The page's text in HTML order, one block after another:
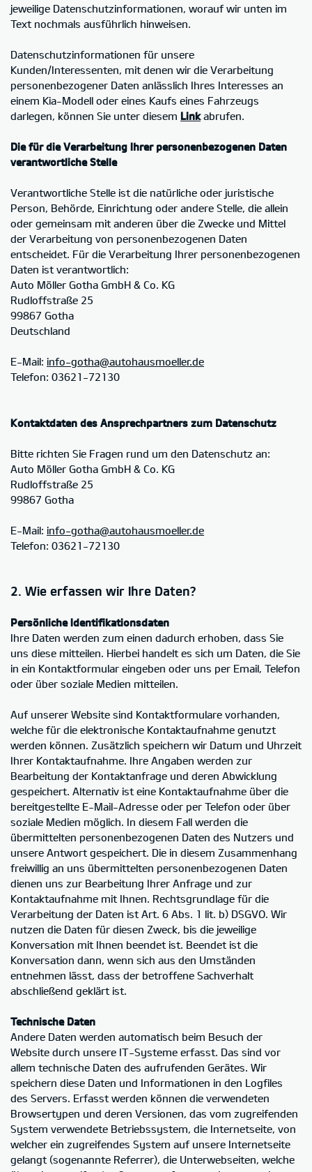
jeweilige Datenschutzinformationen, worauf wir unten im
Text nochmals ausführlich hinweisen.
Datenschutzinformationen für unsere
Kunden/Interessenten, mit denen wir die Verarbeitung
personenbezogener Daten anlässlich Ihres Interesses an
einem Kia-Modell oder eines Kaufs eines Fahrzeugs
darlegen, können Sie unter diesem Linkabrufen.
Die für die Verarbeitung Ihrer personenbezogenen Daten
verantwortliche Stelle
Verantwortliche Stelle ist die natürliche oder juristische
Person, Behörde, Einrichtung oder andere Stelle, die allein
oder gemeinsam mit anderen über die Zwecke und Mittel
der Verarbeitung von personenbezogenen Daten
entscheidet. Für die Verarbeitung Ihrer personenbezogenen
Daten ist verantwortlich:
Auto Möller Gotha GmbH & Co. KG
Rudloffstraße 25
99867 Gotha
Deutschland
E-Mail: info-gotha@autohausmoeller.de
Telefon: 03621-72130
Kontaktdaten des Ansprechpartners zum Datenschutz
Bitte richten Sie Fragen rund um den Datenschutz an:
Auto Möller Gotha GmbH & Co. KG
Rudloffstraße 25
99867 Gotha
E-Mail: info-gotha@autohausmoeller.de
Telefon: 03621-72130
2. Wie erfassen wir Ihre Daten?
Persönliche Identifikationsdaten
Ihre Daten werden zum einen dadurch erhoben, dass Sie
uns diese mitteilen. Hierbei handelt es sich um Daten, die Sie
in ein Kontaktformular eingeben oder uns per Email, Telefon
oder über soziale Medien mitteilen.
Auf unserer Website sind Kontaktformulare vorhanden,
welche für die elektronische Kontaktaufnahme genutzt
werden können. Zusätzlich speichern wir Datum und Uhrzeit
Ihrer Kontaktaufnahme. Ihre Angaben werden zur
Bearbeitung der Kontaktanfrage und deren Abwicklung
gespeichert. Alternativ ist eine Kontaktaufnahme über die
bereitgestellte E-Mail-Adresse oder per Telefon oder über
soziale Medien möglich. In diesem Fall werden die
übermittelten personenbezogenen Daten des Nutzers und
unsere Antwort gespeichert. Die in diesem Zusammenhang
freiwillig an uns übermittelten personenbezogenen Daten
dienen uns zur Bearbeitung Ihrer Anfrage und zur
Kontaktaufnahme mit Ihnen. Rechtsgrundlage für die
Verarbeitung der Daten ist Art. 6 Abs. 1 lit. b) DSGVO. Wir
nutzen die Daten für diesen Zweck, bis die jeweilige
Konversation mit Ihnen beendet ist. Beendet ist die
Konversation dann, wenn sich aus den Umständen
entnehmen lässt, dass der betroffene Sachverhalt
abschließend geklärt ist.
Technische Daten
Andere Daten werden automatisch beim Besuch der
Website durch unsere IT-Systeme erfasst. Das sind vor
allem technische Daten des aufrufenden Gerätes. Wir
speichern diese Daten und Informationen in den Logfiles
des Servers. Erfasst werden können die verwendeten
Browsertypen und deren Versionen, das vom zugreifenden
System verwendete Betriebssystem, die Internetseite, von
welcher ein zugreifendes System auf unsere Internetseite
gelangt (sogenannte Referrer), die Unterwebseiten, welche